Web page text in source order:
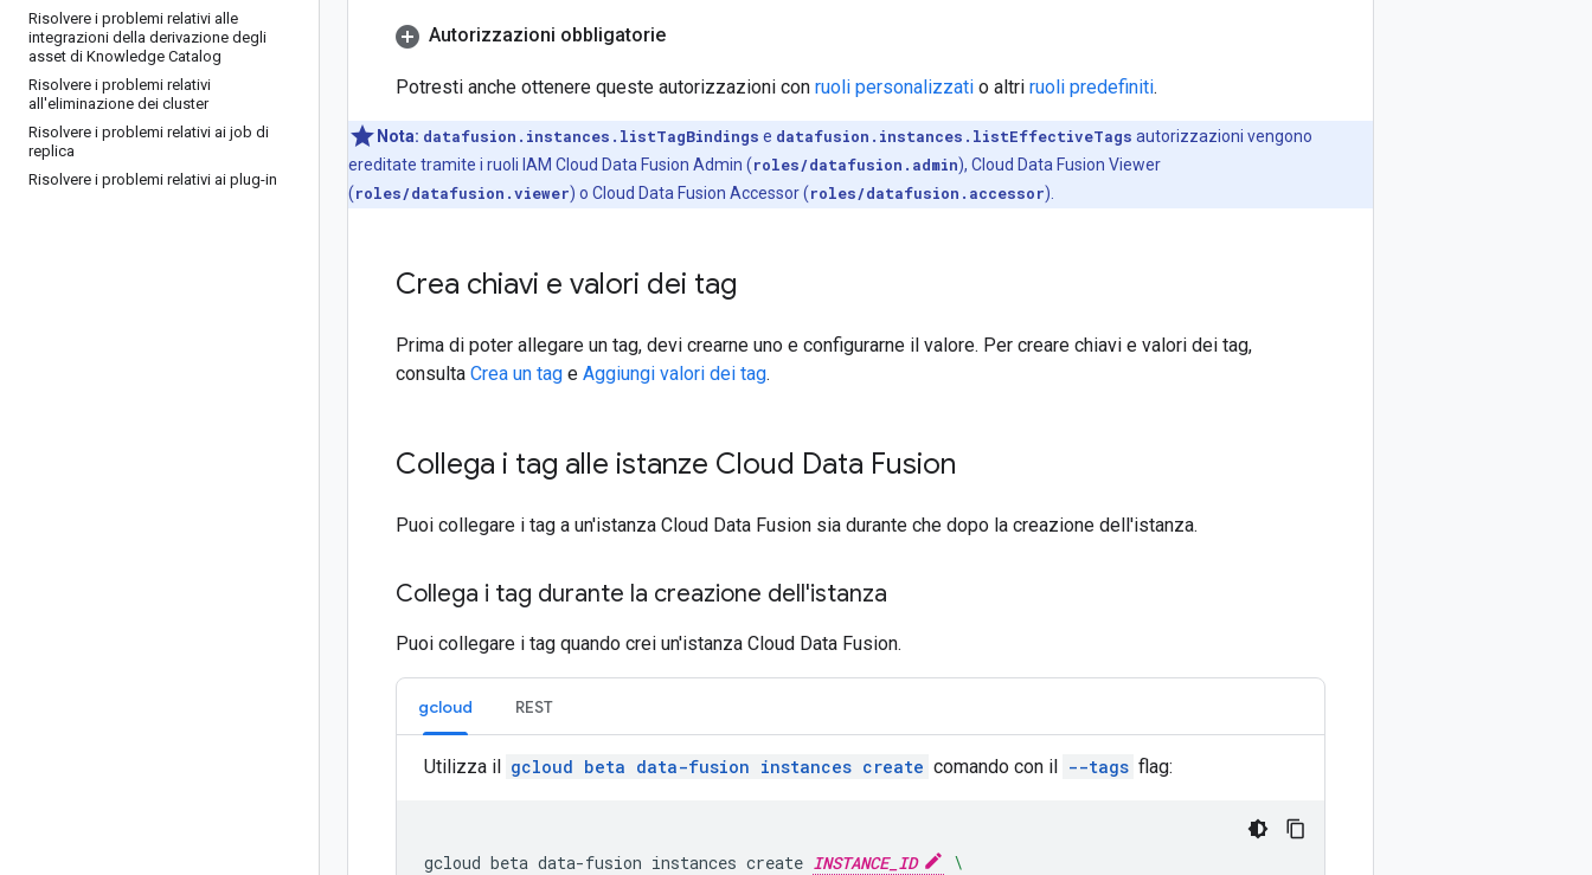
Risolvere i problemi relativi alle
integrazioni della derivazione degli
asset di Knowledge Catalog
Risolvere i problemi relativi
all'eliminazione dei cluster
Risolvere i problemi relativi ai job di
replica
Risolvere i problemi relativi ai plug-in
Autorizzazioni obbligatorie
Potresti anche ottenere queste autorizzazioni con ruoli personalizzati o altri ruoli predefiniti.
Nota: datafusion.instances.listTagBindings e datafusion.instances.listEffectiveTags autorizzazioni vengono
ereditate tramite i ruoli IAM Cloud Data Fusion Admin (roles/datafusion.admin), Cloud Data Fusion Viewer
(roles/datafusion.viewer) o Cloud Data Fusion Accessor (roles/datafusion.accessor).
Crea chiavi e valori dei tag
Prima di poter allegare un tag, devi crearne uno e configurarne il valore. Per creare chiavi e valori dei tag,
consulta Crea un tag e Aggiungi valori dei tag.
Collega i tag alle istanze Cloud Data Fusion
Puoi collegare i tag a un'istanza Cloud Data Fusion sia durante che dopo la creazione dell'istanza.
Collega i tag durante la creazione dell'istanza
Puoi collegare i tag quando crei un'istanza Cloud Data Fusion.
gcloud REST
Utilizza il gcloud beta data-fusion instances create comando con il --tags flag:
gcloud beta data-fusion instances create INSTANCE_ID
\